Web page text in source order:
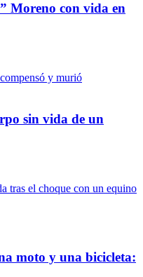
Moreno con vida en
sin vida de un
moto y una bicicleta: